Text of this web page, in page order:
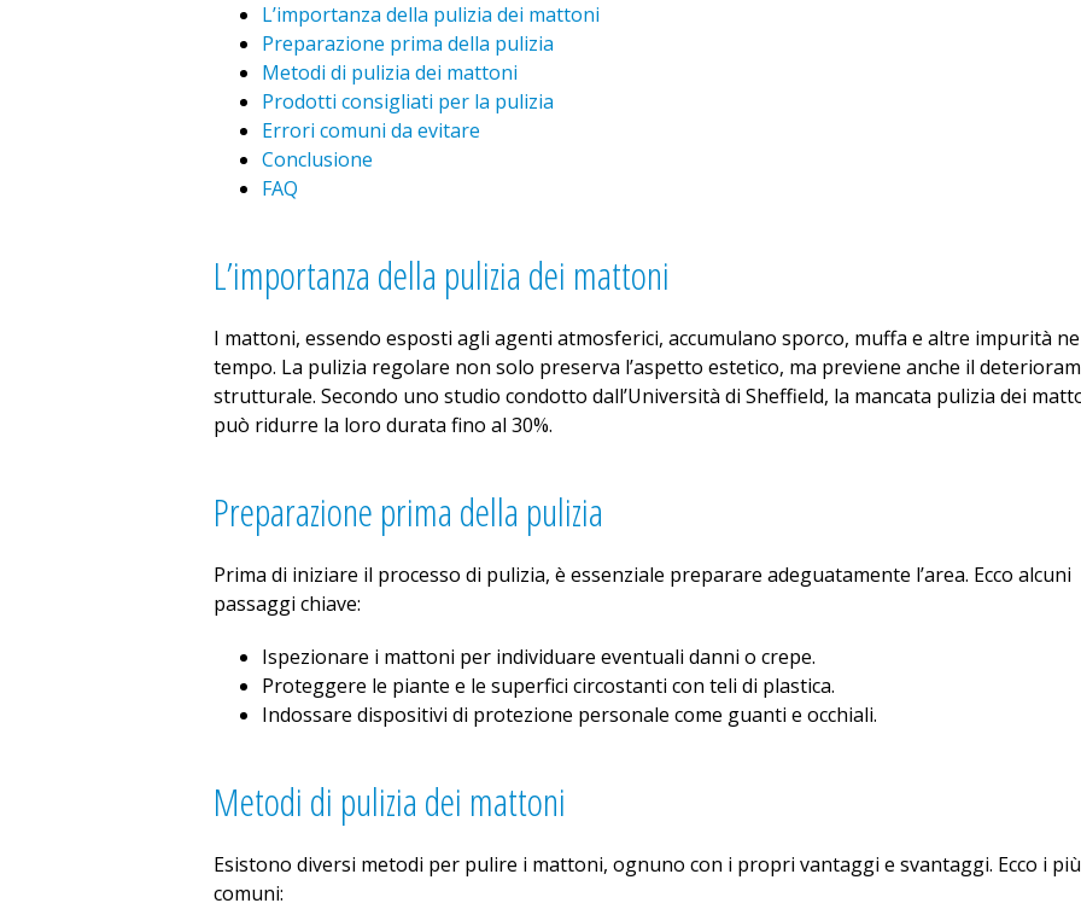
L’importanza della pulizia dei mattoni
Preparazione prima della pulizia
Metodi di pulizia dei mattoni
Prodotti consigliati per la pulizia
Errori comuni da evitare
Conclusione
FAQ
L’importanza della pulizia dei mattoni
I mattoni, essendo esposti agli agenti atmosferici, accumulano sporco, muffa e altre impurità
tempo. La pulizia regolare non solo preserva l’aspetto estetico, ma previene anche il
strutturale. Secondo uno studio condotto dall’Università di Sheffield, la mancata pulizia dei
può ridurre la loro durata fino al 30%.
Preparazione prima della pulizia
Prima di iniziare il processo di pulizia, è essenziale preparare adeguatamente l’area. Ecco alcuni
passaggi chiave:
Ispezionare i mattoni per individuare eventuali danni o crepe.
Proteggere le piante e le superfici circostanti con teli di plastica.
Indossare dispositivi di protezione personale come guanti e occhiali.
Metodi di pulizia dei mattoni
Esistono diversi metodi per pulire i mattoni, ognuno con i propri vantaggi e svantaggi. Ecco i più
comuni: